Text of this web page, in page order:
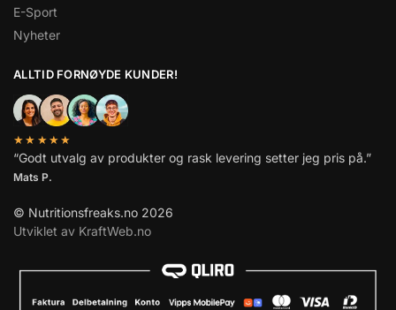
E-Sport
Nyheter
ALLTID FORNØYDE KUNDER!
★★★★★
“Godt utvalg av produkter og rask levering setter jeg pris på.”
Mats P.
© Nutritionsfreaks.no 2026
Utviklet av KraftWeb.no